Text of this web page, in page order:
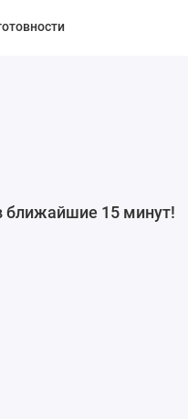
ближайшие 15 минут!